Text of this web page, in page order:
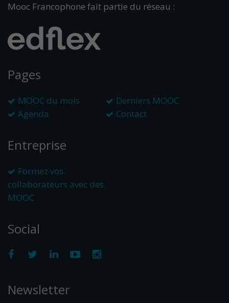
Mooc Francophone fait partie du réseau :
Pages
MOOC du mois
Derniers MOOC
Agenda
Contact
Entreprise
Formez vos
collaborateurs avec des
MOOC
Social
Newsletter